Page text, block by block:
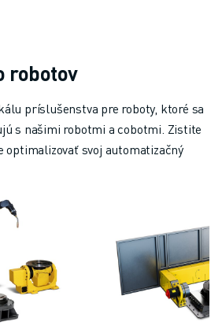
robotov
príslušenstva pre roboty, ktoré sa
s našimi robotmi a cobotmi. Zistite
optimalizovať svoj automatizačný